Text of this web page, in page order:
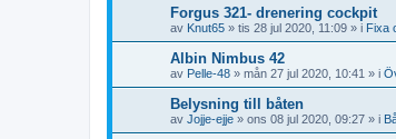
Forgus 321- drenering cockpit
av Knut65 » tis 28 jul 2020, 11:09 » i Fixa
Albin Nimbus 42
av Pelle-48 » mån 27 jul 2020, 10:41 » i
Belysning till båten
av Jojje-ejje » ons 08 jul 2020, 09:27 » i